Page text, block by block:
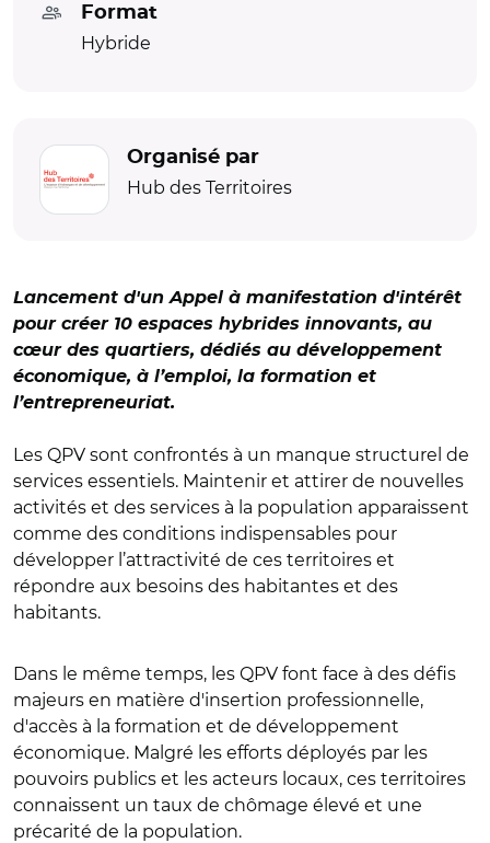
Format
Hybride
Organisé par
Hub des Territoires
Lancement d'un Appel à manifestation d'intérêt
pour créer 10 espaces hybrides innovants, au
cœur des quartiers, dédiés au développement
économique, à l’emploi, la formation et
l’entrepreneuriat.
Les QPV sont confrontés à un manque structurel de
services essentiels. Maintenir et attirer de nouvelles
activités et des services à la population apparaissent
comme des conditions indispensables pour
développer l’attractivité de ces territoires et
répondre aux besoins des habitantes et des
habitants.
Dans le même temps, les QPV font face à des défis
majeurs en matière d'insertion professionnelle,
d'accès à la formation et de développement
économique. Malgré les efforts déployés par les
pouvoirs publics et les acteurs locaux, ces territoires
connaissent un taux de chômage élevé et une
précarité de la population.